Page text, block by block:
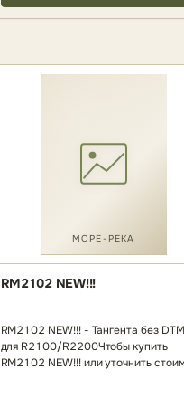
МОРЕ-РЕКА
RM2102 NEW!!!
RM2102 NEW!!! - Тангента без
для R2100/R2200Чтобы купить
RM2102 NEW!!! или уточнить